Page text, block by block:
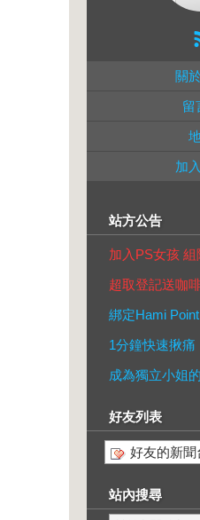
關
留
加
站方公告
加入PS女孩
超取登記送咖
綁定Hami
1分鐘快速揪痛
成為獨立小姐
好友列表
好友的新聞
站內搜尋